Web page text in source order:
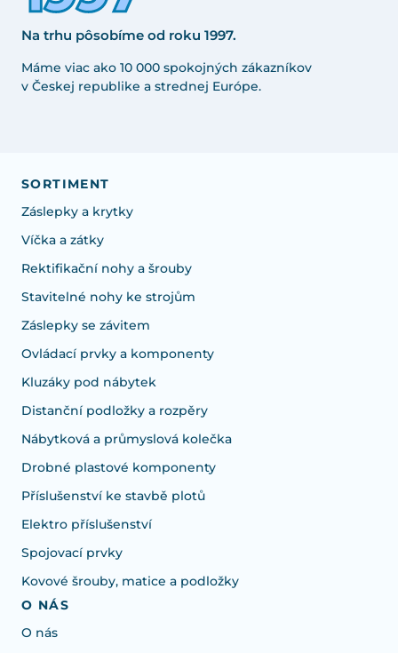
Na trhu pôsobíme od roku 1997.
Máme viac ako 10 000 spokojných zákazníkov
v Českej republike a strednej Európe.
SORTIMENT
Záslepky a krytky
Víčka a zátky
Rektifikační nohy a šrouby
Stavitelné nohy ke strojům
Záslepky se závitem
Ovládací prvky a komponenty
Kluzáky pod nábytek
Distanční podložky a rozpěry
Nábytková a průmyslová kolečka
Drobné plastové komponenty
Příslušenství ke stavbě plotů
Elektro příslušenství
Spojovací prvky
Kovové šrouby, matice a podložky
O NÁS
O nás